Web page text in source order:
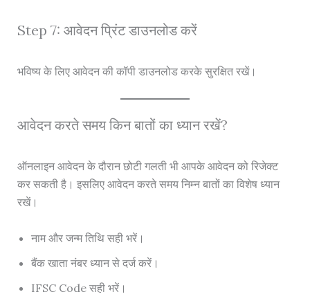
Step 7: आवेदन प्रिंट डाउनलोड करें
भविष्य के लिए आवेदन की कॉपी डाउनलोड करके सुरक्षित रखें।
आवेदन करते समय किन बातों का ध्यान रखें?
ऑनलाइन आवेदन के दौरान छोटी गलती भी आपके आवेदन को रिजेक्ट
कर सकती है। इसलिए आवेदन करते समय निम्न बातों का विशेष ध्यान
रखें।
नाम और जन्म तिथि सही भरें।
बैंक खाता नंबर ध्यान से दर्ज करें।
IFSC Code सही भरें।